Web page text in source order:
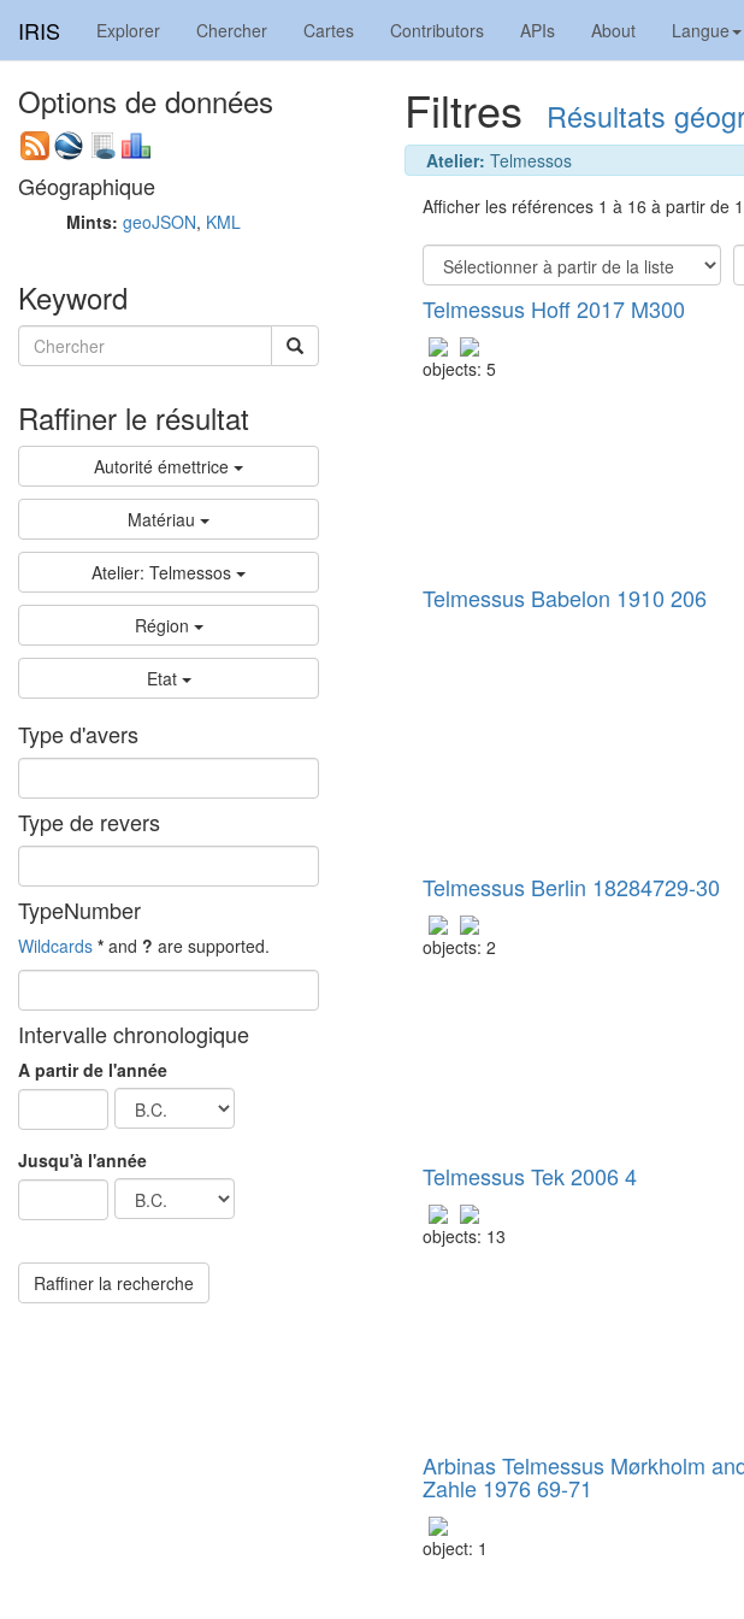
IRIS Explorer Chercher Cartes Contributors APIs About Langue
Filtres Résultats
Atelier: Telmessos
Afficher les références 1 à 16 à partir de
Telmessus Hoff 2017 M300
objects: 5
Telmessus Babelon 1910 206
Telmessus Berlin 18284729-30
objects: 2
Telmessus Tek 2006 4
objects: 13
Arbinas Telmessus Mørkholm
Zahle 1976 69-71
object: 1
Options de données
Géographique
Mints: geoJSON, KML
Keyword
Raffiner le résultat
Autorité émettrice
Matériau
Atelier: Telmessos
Région
Etat
Type d'avers
Type de revers
TypeNumber
Wildcards * and ? are supported.
Intervalle chronologique
A partir de l'année
Jusqu'à l'année